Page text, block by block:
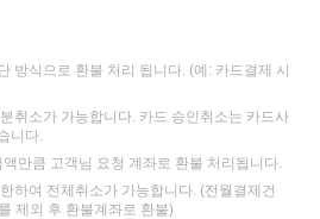
방식으로 환불 처리 됩니다. (예: 카드결제 시
취소가 가능합니다. 카드 승인취소는 카드사
니다.
만큼 고객님 요청 계좌로 환불 처리됩니다.
하여 전체취소가 가능합니다. (전월결제건
제외 후 환불계좌로 환불)